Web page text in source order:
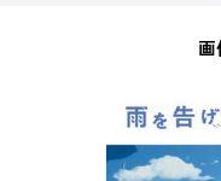
画